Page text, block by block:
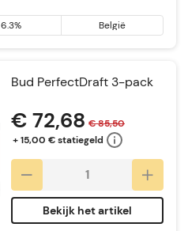
6.3% België
Bud PerfectDraft 3-pack
€ 72,68 € 85,50
+ 15,00 € statiegeld
Bekijk het artikel